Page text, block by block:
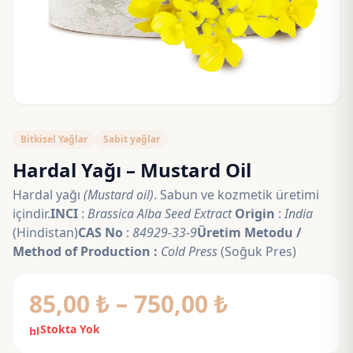
Bitkisel Yağlar Sabit yağlar
Hardal Yağı – Mustard Oil
Hardal yağı (Mustard oil). Sabun ve kozmetik üretimi
içindir.INCI : Brassica Alba Seed ExtractOrigin :India
(Hindistan)CAS No : 84929-33-9Üretim Metodu /
Method of Production : Cold Press(Soğuk Pres)
85,00 ₺ – 750,00 ₺Fiyat
block
Stokta Yok